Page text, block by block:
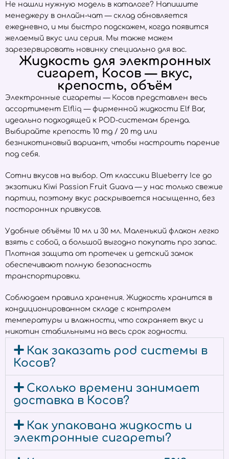
Не нашли нужную модель в каталоге? Напишите
менеджеру в онлайн-чат — склад обновляется
ежедневно, и мы быстро подскажем, когда появится
желаемый вкус или серия. Мы также можем
зарезервировать новинку специально для вас.
Жидкость для электронных
сигарет, Косов — вкус,
крепость, объём
Электронные сигареты — Косов представлен весь
ассортимент Elfliq — фирменной жидкости Elf Bar,
идеально подходящей к POD-системам бренда.
Выбирайте крепость 10 mg / 20 mg или
безникотиновый вариант, чтобы настроить парение
под себя.
Сотни вкусов на выбор. От классики Blueberry Ice до
экзотики Kiwi Passion Fruit Guava — у нас только свежие
партии, поэтому вкус раскрывается насыщенно, без
посторонних привкусов.
Удобные объёмы 10 мл и 30 мл. Маленький флакон легко
взять с собой, а большой выгодно покупать про запас.
Плотная защита от протечек и детский замок
обеспечивают полную безопасность
транспортировки.
Соблюдаем правила хранения. Жидкость хранится в
кондиционированном складе с контролем
температуры и влажности, что сохраняет вкус и
никотин стабильными на весь срок годности.
Как заказать pod системы в
Косов?
Сколько времени занимает
доставка в Косов?
Как упакована жидкость и
электронные сигареты?